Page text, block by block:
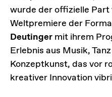
wurde der offizielle
Weltpremiere der
Deutinger mit ihrem
Erlebnis aus Musik,
Konzeptkunst, das vor
kreativer Innovation